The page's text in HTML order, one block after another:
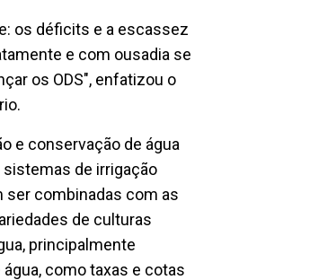
os déficits e a escassez
e com ousadia se
os ODS", enfatizou o
e conservação de água
sistemas de irrigação
ser combinadas com as
de culturas
principalmente
como taxas e cotas